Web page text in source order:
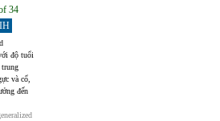
34
độ tuổi
trung
và cổ,
đến